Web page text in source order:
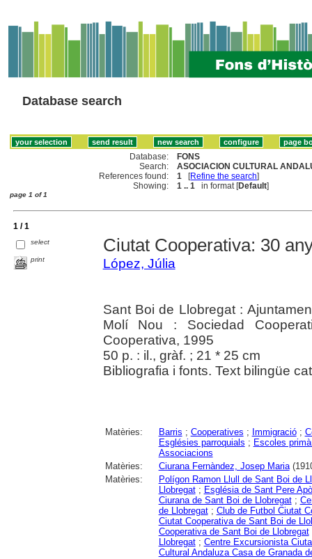
Database search
Database:
FONS
Search:
ASOCIACION CULTURAL
References found:
1 [Refine the search]
Showing:
1 .. 1 in format [Default]
page 1 of 1
1 / 1
select
print
Ciutat Cooperativa: 30
López, Júlia
Sant Boi de Llobregat :
Molí Nou : Sociedad
Cooperativa, 1995
50 p. : il., gràf. ; 21 * 25 cm
Bibliografia i fonts. Text bilingüe
Matèries: Barris ; Cooperatives ; Immigració;
Esglésies parroquials ; Escoles
Associacions
Matèries:
Ciurana Fernàndez, Josep Maria
Matèries:
Polígon Ramon Llull de Sant Boi de
Llobregat; Església de Sant Pere
Ciurana de Sant Boi de Llobregat;
de Llobregat; Club de Futbol Ciutat
Ciutat Cooperativa de Sant Boi de
Cooperativa de Sant Boi de Llobregat
Llobregat; Centre Excursionista
Cultural Andaluza Casa de Granada